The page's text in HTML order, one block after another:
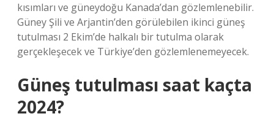
kısımları ve güneydoğu Kanada’dan gözlemlenebilir.
Güney Şili ve Arjantin’den görülebilen ikinci güneş
tutulması 2 Ekim’de halkalı bir tutulma olarak
gerçekleşecek ve Türkiye’den gözlemlenemeyecek.
Güneş tutulması saat kaçta
2024?